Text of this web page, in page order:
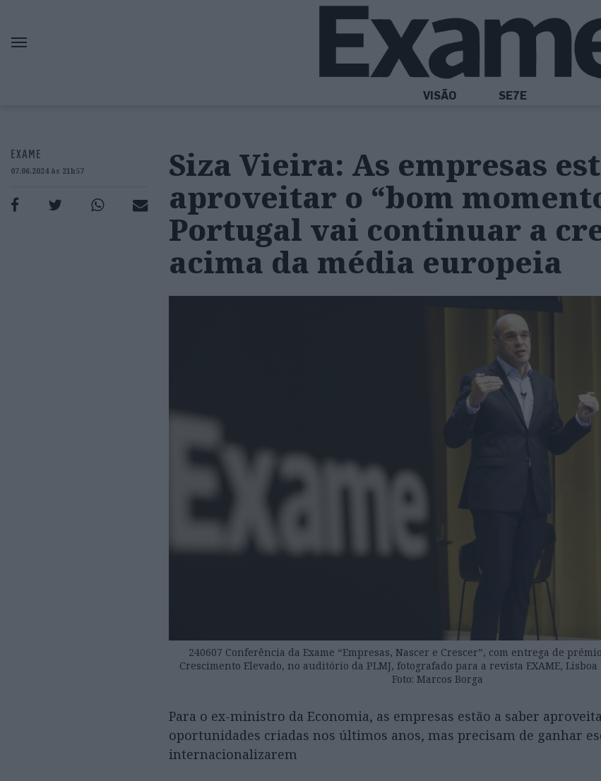
VISÃO SE7E
EXAME
07.06.2024 às 21h57
Siza Vieira: As empresas
aproveitar o “bom
Portugal vai continuar a
acima da média europeia
240607 Conferência da Exame “Empresas, Nascer e Crescer”, com entrega de
Crescimento Elevado, no auditório da PLMJ, fotografado para a revista EXAME,
Foto: Marcos Borga
Para o ex-ministro da Economia, as empresas estão a saber
oportunidades criadas nos últimos anos, mas precisam de ganhar
internacionalizarem